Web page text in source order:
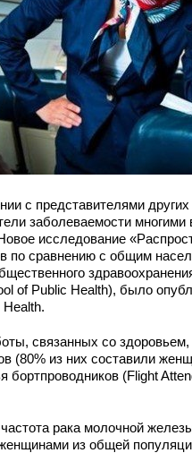
с представителями
заболеваемости многими
исследование
по сравнению с общим
of Public Health), было
связанных со
(80% из них составили
бортпроводников (Flight
рака молочной
из общей